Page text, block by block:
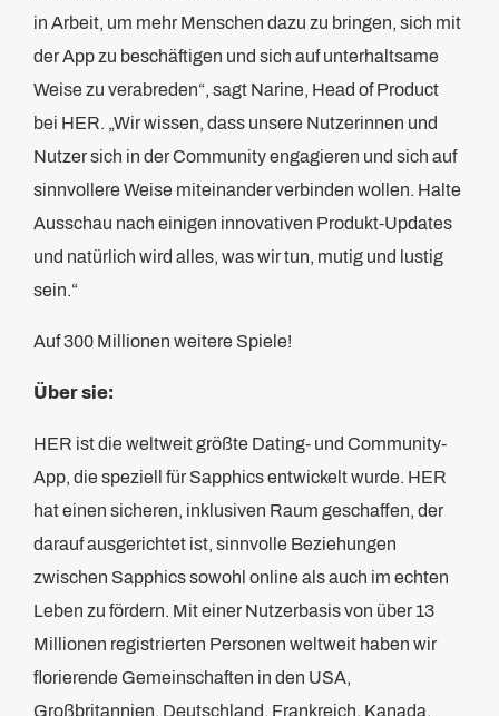
in Arbeit, um mehr Menschen dazu zu bringen, sich mit
der App zu beschäftigen und sich auf unterhaltsame
Weise zu verabreden“, sagt Narine, Head of Product
bei HER. „Wir wissen, dass unsere Nutzerinnen und
Nutzer sich in der Community engagieren und sich auf
sinnvollere Weise miteinander verbinden wollen. Halte
Ausschau nach einigen innovativen Produkt-Updates
und natürlich wird alles, was wir tun, mutig und lustig
sein.“
Auf 300 Millionen weitere Spiele!
Über sie:
HER ist die weltweit größte Dating- und Community-
App, die speziell für Sapphics entwickelt wurde. HER
hat einen sicheren, inklusiven Raum geschaffen, der
darauf ausgerichtet ist, sinnvolle Beziehungen
zwischen Sapphics sowohl online als auch im echten
Leben zu fördern. Mit einer Nutzerbasis von über 13
Millionen registrierten Personen weltweit haben wir
florierende Gemeinschaften in den USA,
Großbritannien, Deutschland, Frankreich, Kanada,